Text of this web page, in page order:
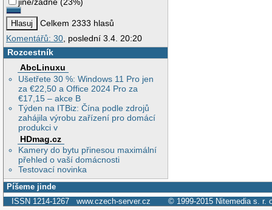
Celkem 2333 hlasů
Komentářů: 30, poslední 3.4. 20:20
Rozcestník
AbcLinuxu
Ušetřete 30 %: Windows 11 Pro jen
za €22,50 a Office 2024 Pro za
€17,15 – akce B
Týden na ITBiz: Čína podle zdrojů
zahájila výrobu zařízení pro domácí
produkci v
HDmag.cz
Kamery do bytu přinesou maximální
přehled o vaší domácnosti
Testovací novinka
Píšeme jinde
ISSN 1214-1267 www.czech-server.cz © 1999-2015 Nitemedia s. r.